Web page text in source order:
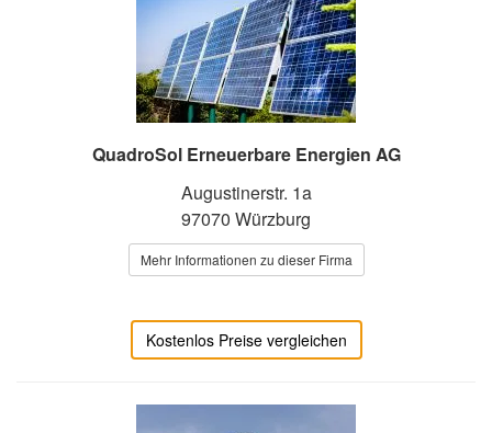
QuadroSol Erneuerbare Energien AG
Augustinerstr. 1a
97070 Würzburg
Mehr Informationen zu dieser Firma
Kostenlos Preise vergleichen